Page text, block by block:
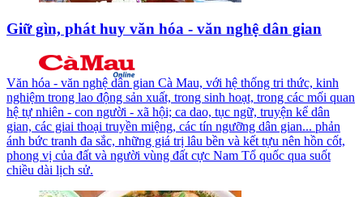
Giữ gìn, phát huy văn hóa - văn nghệ dân gian
Văn hóa - văn nghệ dân gian Cà Mau, với hệ thống tri thức, kinh
nghiệm trong lao động sản xuất, trong sinh hoạt, trong các mối quan
hệ tự nhiên - con người - xã hội; ca dao, tục ngữ, truyện kể dân
gian, các giai thoại truyền miệng, các tín ngưỡng dân gian... phản
ánh bức tranh đa sắc, những giá trị lâu bền và kết tựu nên hồn cốt,
phong vị của đất và người vùng đất cực Nam Tổ quốc qua suốt
chiều dài lịch sử.